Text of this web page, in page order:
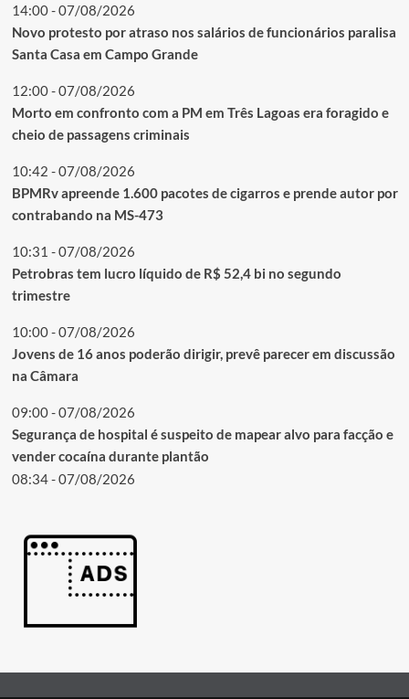
14:00 - 07/08/2026
Novo protesto por atraso nos salários de funcionários paralisa
Santa Casa em Campo Grande
12:00 - 07/08/2026
Morto em confronto com a PM em Três Lagoas era foragido e
cheio de passagens criminais
10:42 - 07/08/2026
BPMRv apreende 1.600 pacotes de cigarros e prende autor por
contrabando na MS-473
10:31 - 07/08/2026
Petrobras tem lucro líquido de R$ 52,4 bi no segundo
trimestre
10:00 - 07/08/2026
Jovens de 16 anos poderão dirigir, prevê parecer em discussão
na Câmara
09:00 - 07/08/2026
Segurança de hospital é suspeito de mapear alvo para facção e
vender cocaína durante plantão
08:34 - 07/08/2026